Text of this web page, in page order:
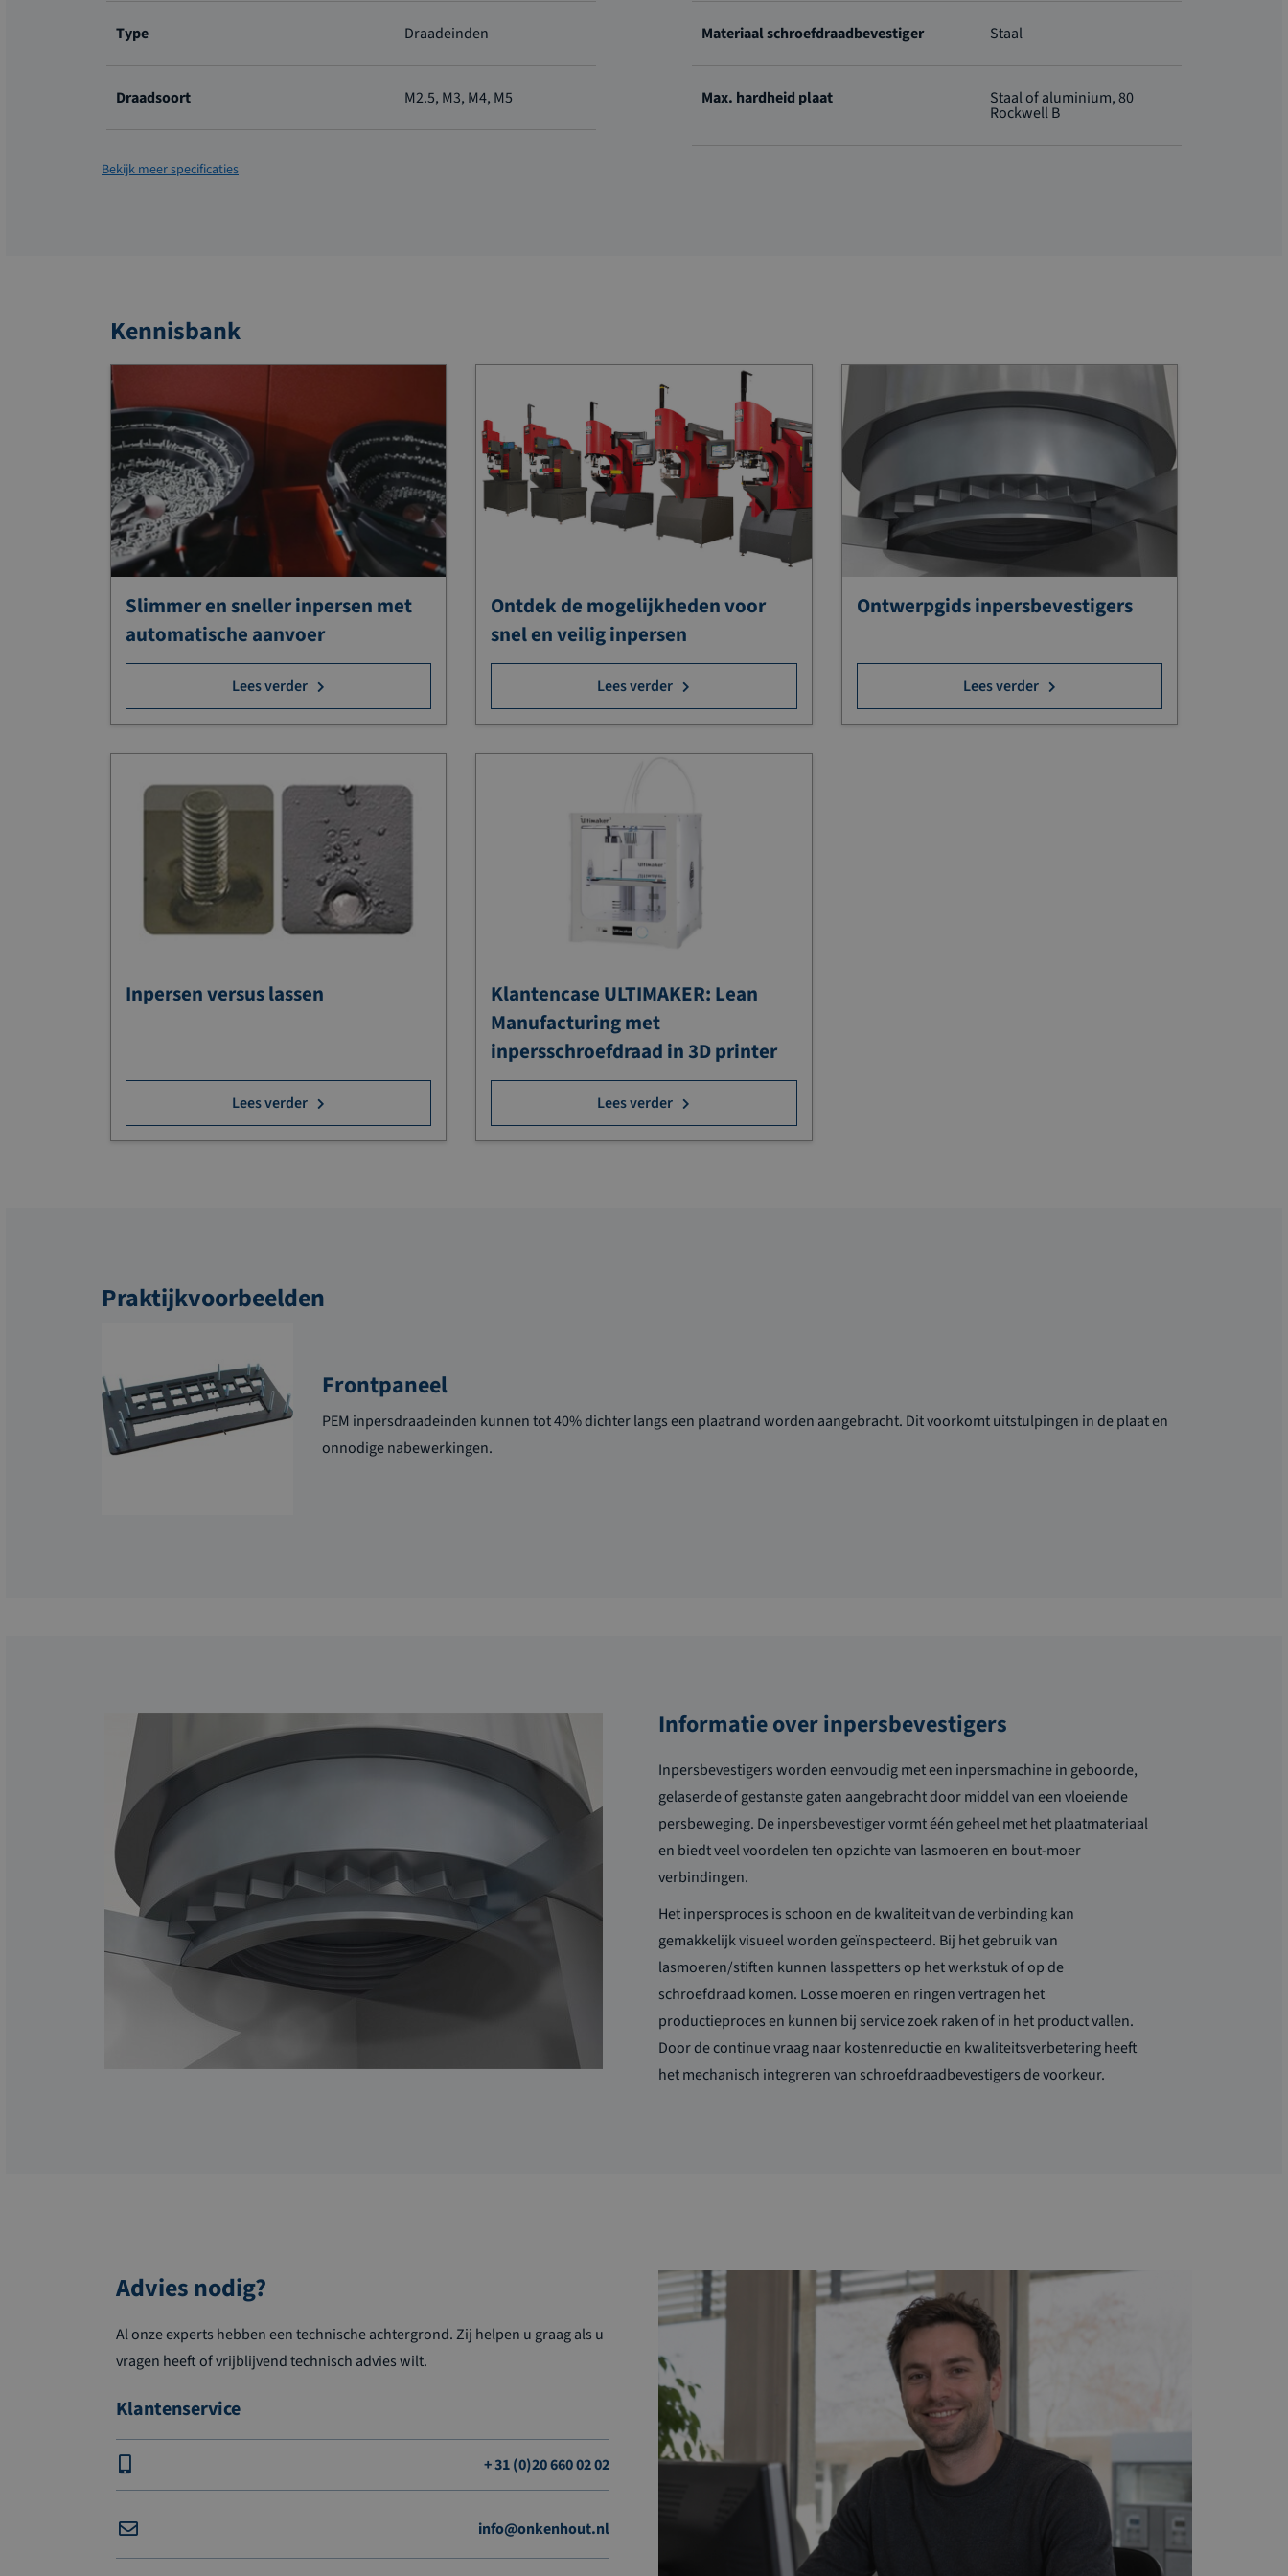
informatie
Type Draadeinden
Draadsoort M2.5, M3, M4, M5
Materiaal schroefdraadbevestiger Staal
Max. hardheid plaat Staal of aluminium, 80
Rockwell B
Bekijk meer specificaties
Kennisbank
Slimmer en sneller inpersen met
automatische aanvoer
Lees verder
Ontdek de mogelijkheden voor
snel en veilig inpersen
Lees verder
Ontwerpgids inpersbevestigers
Lees verder
Inpersen versus lassen
Lees verder
Klantencase ULTIMAKER: Lean
Manufacturing met
inpersschroefdraad in 3D printer
Lees verder
Praktijkvoorbeelden
Frontpaneel
PEM inpersdraadeinden kunnen tot 40% dichter langs een plaatrand worden aangebracht. Dit voorkomt uitstulpingen in de plaat en
onnodige nabewerkingen.
Informatie over inpersbevestigers
Inpersbevestigers worden eenvoudig met een inpersmachine in geboorde,
gelaserde of gestanste gaten aangebracht door middel van een vloeiende
persbeweging. De inpersbevestiger vormt één geheel met het plaatmateriaal
en biedt veel voordelen ten opzichte van lasmoeren en bout-moer
verbindingen.
Het inpersproces is schoon en de kwaliteit van de verbinding kan
gemakkelijk visueel worden geïnspecteerd. Bij het gebruik van
lasmoeren/stiften kunnen lasspetters op het werkstuk of op de
schroefdraad komen. Losse moeren en ringen vertragen het
productieproces en kunnen bij service zoek raken of in het product vallen.
Door de continue vraag naar kostenreductie en kwaliteitsverbetering heeft
het mechanisch integreren van schroefdraadbevestigers de voorkeur.
Advies nodig?
Al onze experts hebben een technische achtergrond. Zij helpen u graag als u
vragen heeft of vrijblijvend technisch advies wilt.
Klantenservice
+ 31 (0)20 660 02 02
info@onkenhout.nl